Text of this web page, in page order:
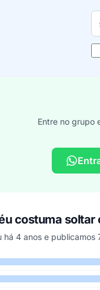
Entre no grupo
costuma soltar
4 anos e
por mês,
médio